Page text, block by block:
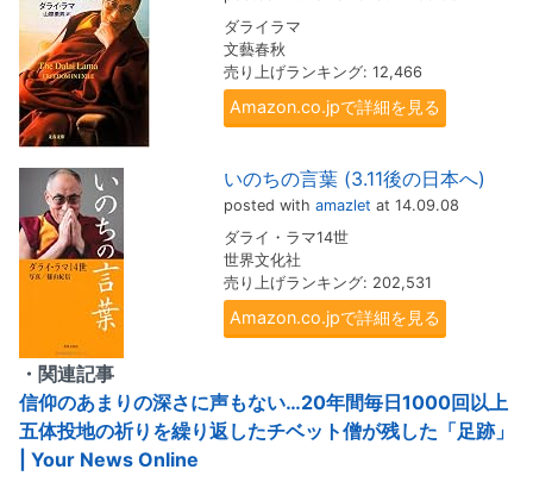
ダライラマ
文藝春秋
売り上げランキング: 12,466
Amazon.co.jpで詳細を見る
いのちの言葉 (3.11後の日本へ)
posted with amazlet at 14.09.08
ダライ・ラマ14世
世界文化社
売り上げランキング: 202,531
Amazon.co.jpで詳細を見る
・関連記事
信仰のあまりの深さに声もない…20年間毎日1000回以上
五体投地の祈りを繰り返したチベット僧が残した「足跡」
| Your News Online